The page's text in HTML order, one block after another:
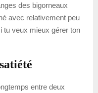
des bigorneaux
avec relativement peu
tu veux mieux gérer ton
entre deux